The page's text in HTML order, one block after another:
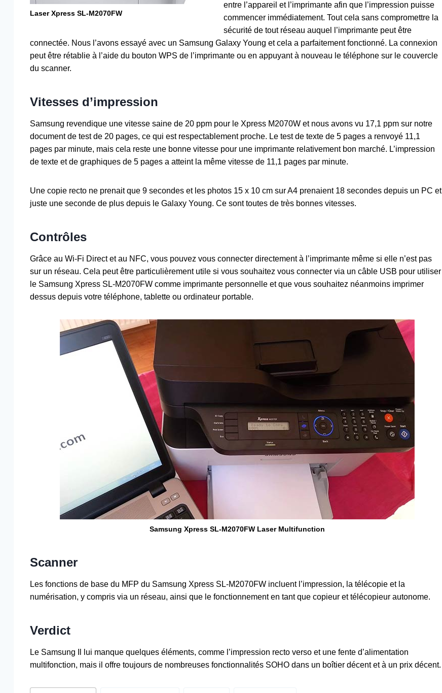
Laser Xpress SL-M2070FW
entre l’appareil et l’imprimante afin que l’impression puisse
commencer immédiatement. Tout cela sans compromettre la
sécurité de tout réseau auquel l’imprimante peut être
connectée. Nous l’avons essayé avec un Samsung Galaxy Young et cela a parfaitement fonctionné. La connexion
peut être rétablie à l’aide du bouton WPS de l’imprimante ou en appuyant à nouveau le téléphone sur le couvercle
du scanner.
Vitesses d’impression
Samsung revendique une vitesse saine de 20 ppm pour le Xpress M2070W et nous avons vu 17,1 ppm sur notre
document de test de 20 pages, ce qui est respectablement proche. Le test de texte de 5 pages a renvoyé 11,1
pages par minute, mais cela reste une bonne vitesse pour une imprimante relativement bon marché. L’impression
de texte et de graphiques de 5 pages a atteint la même vitesse de 11,1 pages par minute.
Une copie recto ne prenait que 9 secondes et les photos 15 x 10 cm sur A4 prenaient 18 secondes depuis un PC et
juste une seconde de plus depuis le Galaxy Young. Ce sont toutes de très bonnes vitesses.
Contrôles
Grâce au Wi-Fi Direct et au NFC, vous pouvez vous connecter directement à l’imprimante même si elle n’est pas
sur un réseau. Cela peut être particulièrement utile si vous souhaitez vous connecter via un câble USB pour utiliser
le Samsung Xpress SL-M2070FW comme imprimante personnelle et que vous souhaitez néanmoins imprimer
dessus depuis votre téléphone, tablette ou ordinateur portable.
Samsung Xpress SL-M2070FW Laser Multifunction
Scanner
Les fonctions de base du MFP du Samsung Xpress SL-M2070FW incluent l’impression, la télécopie et la
numérisation, y compris via un réseau, ainsi que le fonctionnement en tant que copieur et télécopieur autonome.
Verdict
Le Samsung Il lui manque quelques éléments, comme l’impression recto verso et une fente d’alimentation
multifonction, mais il offre toujours de nombreuses fonctionnalités SOHO dans un boîtier décent et à un prix décent.